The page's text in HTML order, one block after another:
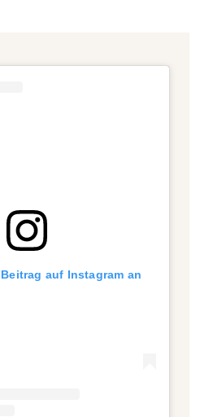
auf Instagram an